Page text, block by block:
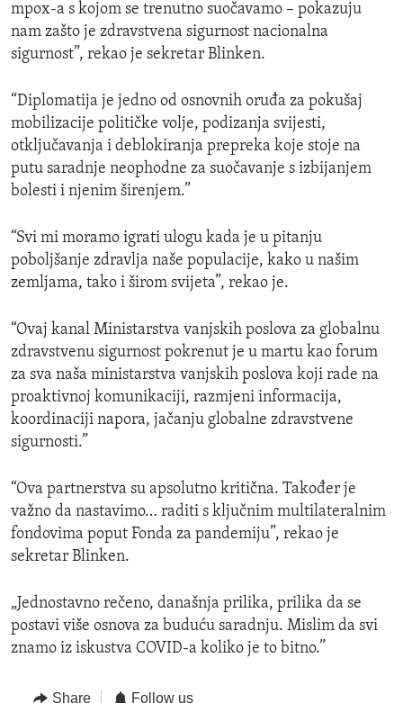
mpox-a s kojom se trenutno suočavamo – pokazuju
nam zašto je zdravstvena sigurnost nacionalna
sigurnost”, rekao je sekretar Blinken.
“Diplomatija je jedno od osnovnih oruđa za pokušaj
mobilizacije političke volje, podizanja svijesti,
otključavanja i deblokiranja prepreka koje stoje na
putu saradnje neophodne za suočavanje s izbijanjem
bolesti i njenim širenjem.”
“Svi mi moramo igrati ulogu kada je u pitanju
poboljšanje zdravlja naše populacije, kako u našim
zemljama, tako i širom svijeta”, rekao je.
“Ovaj kanal Ministarstva vanjskih poslova za globalnu
zdravstvenu sigurnost pokrenut je u martu kao forum
za sva naša ministarstva vanjskih poslova koji rade na
proaktivnoj komunikaciji, razmjeni informacija,
koordinaciji napora, jačanju globalne zdravstvene
sigurnosti.”
“Ova partnerstva su apsolutno kritična. Također je
važno da nastavimo… raditi s ključnim multilateralnim
fondovima poput Fonda za pandemiju”, rekao je
sekretar Blinken.
„Jednostavno rečeno, današnja prilika, prilika da se
postavi više osnova za buduću saradnju. Mislim da svi
znamo iz iskustva COVID-a koliko je to bitno.”
Share Follow us